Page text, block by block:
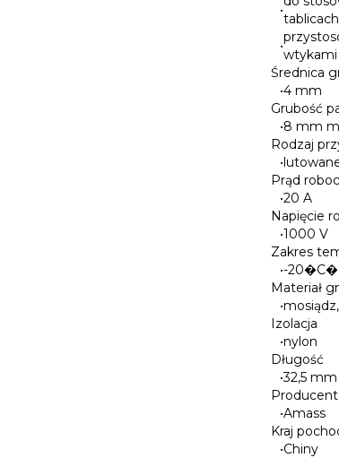
•
•
wtykami
Średnica
•4 mm
Grubość
•8 mm
Rodzaj
•
Prąd
•20 A
Napięcie
•1000 V
Zakres
•-
Materiał
•
Izolacja
•nylon
Długość
•32,5 mm
Producent
•Amass
Kraj
•Chiny